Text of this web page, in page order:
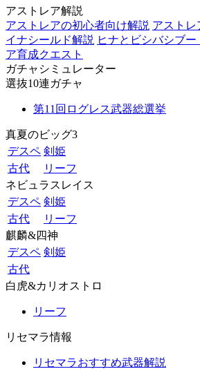
アストレア解説
アストレアの初心者向け解説 アストレ
イナシールド解説 ヒナとビシバシブ
ア育成クエスト
ガチャシミュレーター
選抜10連ガチャ
第11回ログレス武器総選挙
真夏のビッグ3
デスペ 剣姫
古代
リーフ
ネビュラスレイス
デスペ 剣姫
古代
リーフ
麒麟&四神
デスペ 剣姫
古代
白虎&カリオストロ
リーフ
リセマラ情報
リセマラおすすめ武器解説